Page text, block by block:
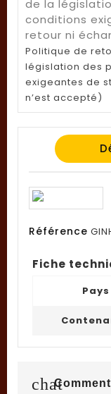
Politique de
législation des
exigeantes de
n’est accepté)
Référence
Fiche
Pays
chat